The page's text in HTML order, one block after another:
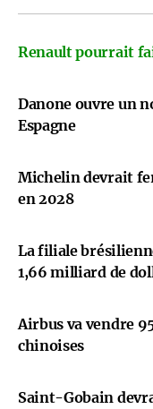
Renault pourrait
Danone ouvre un
Espagne
Michelin devrait
en 2028
La filiale
1,66 milliard de
Airbus va vendre
chinoises
Saint-Gobain